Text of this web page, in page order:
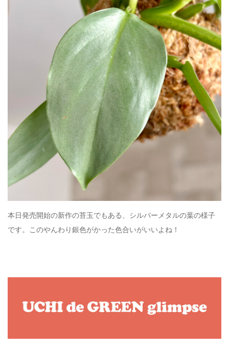
本日発売開始の新作の苔玉でもある、シルバーメタルの葉の様子
です。このやんわり銀色がかった色合いがいいよね！